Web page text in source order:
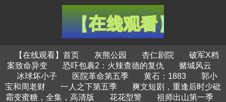
【在线观看】首页 灰熊公园 杏仁剧院
破军X档
案致命异变
恐吓包裹2：火辣查德的复仇
赌城风云
冰球坏小子
医院革命第五季 黄石：1883
郭小
宝和周老财
一人之下第五季
爽文短剧，重逢后时少砒
霜变蜜糖，全集，高清版
花花型警
祖师出山第一季